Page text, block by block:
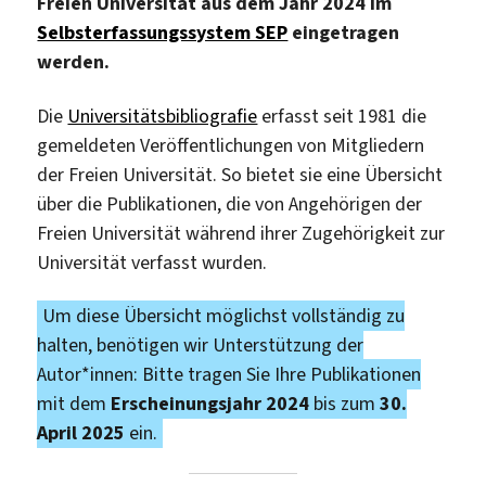
Selbsterfassungssystem SEP eingetragen
werden.
Die Universitätsbibliografie erfasst seit 1981 die
gemeldeten Veröffentlichungen von Mitgliedern
der Freien Universität. So bietet sie eine Übersicht
über die Publikationen, die von Angehörigen der
Freien Universität während ihrer Zugehörigkeit zur
Universität verfasst wurden.
Um diese Übersicht möglichst vollständig zu
halten, benötigen wir Unterstützung der
Autor*innen: Bitte tragen Sie Ihre Publikationen
mit dem Erscheinungsjahr 2024 bis zum30.
April 2025 ein.